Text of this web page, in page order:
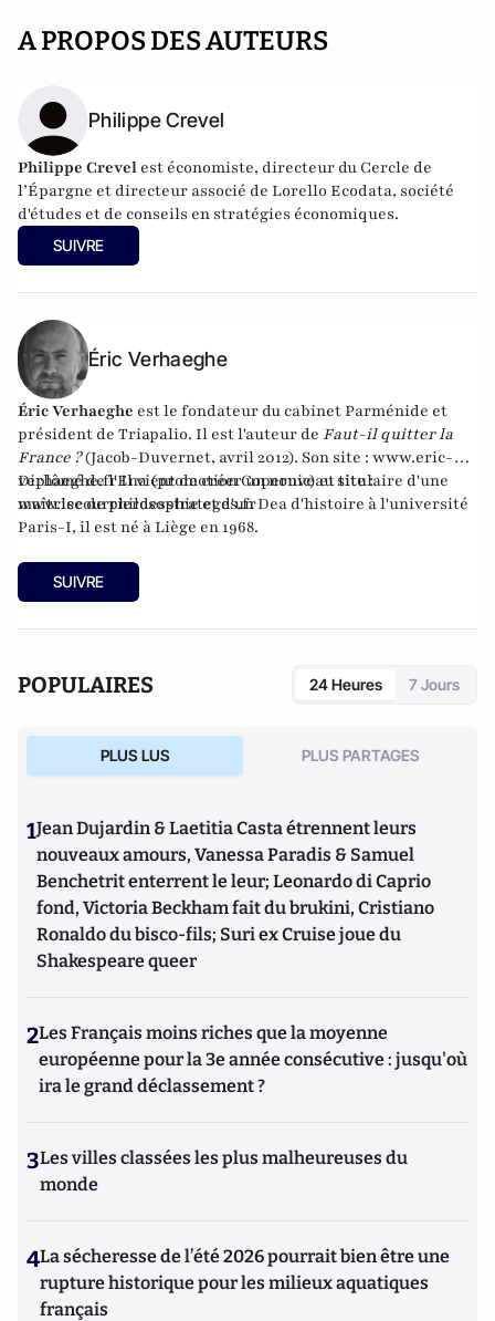
A PROPOS DES AUTEURS
Philippe Crevel
Philippe Crevel est économiste, directeur du Cercle de
l’Épargne et directeur associé de Lorello Ecodata, société
d'études et de conseils en stratégies économiques.
SUIVRE
Éric Verhaeghe
Éric Verhaeghe est le fondateur du cabinet Parménide et
président de Triapalio. Il est l'auteur de Faut-il quitter la
France ?(Jacob-Duvernet, avril 2012). Son site : www.eric-
verhaeghe.frIl vient de créer un nouveau site :
www.lecourrierdesstrateges.fr
Diplômé de l'Ena (promotion Copernic) et titulaire d'une
maîtrise de philosophie et d'un Dea d'histoire à l'université
Paris-I, il est né à Liège en 1968.
SUIVRE
POPULAIRES 24 Heures 7 Jours
PLUS LUS PLUS PARTAGES
1Jean Dujardin & Laetitia Casta étrennent leurs
nouveaux amours, Vanessa Paradis & Samuel
Benchetrit enterrent le leur; Leonardo di Caprio
fond, Victoria Beckham fait du brukini, Cristiano
Ronaldo du bisco-fils; Suri ex Cruise joue du
Shakespeare queer
2Les Français moins riches que la moyenne
européenne pour la 3e année consécutive : jusqu'où
ira le grand déclassement ?
3Les villes classées les plus malheureuses du
monde
4La sécheresse de l’été 2026 pourrait bien être une
rupture historique pour les milieux aquatiques
français